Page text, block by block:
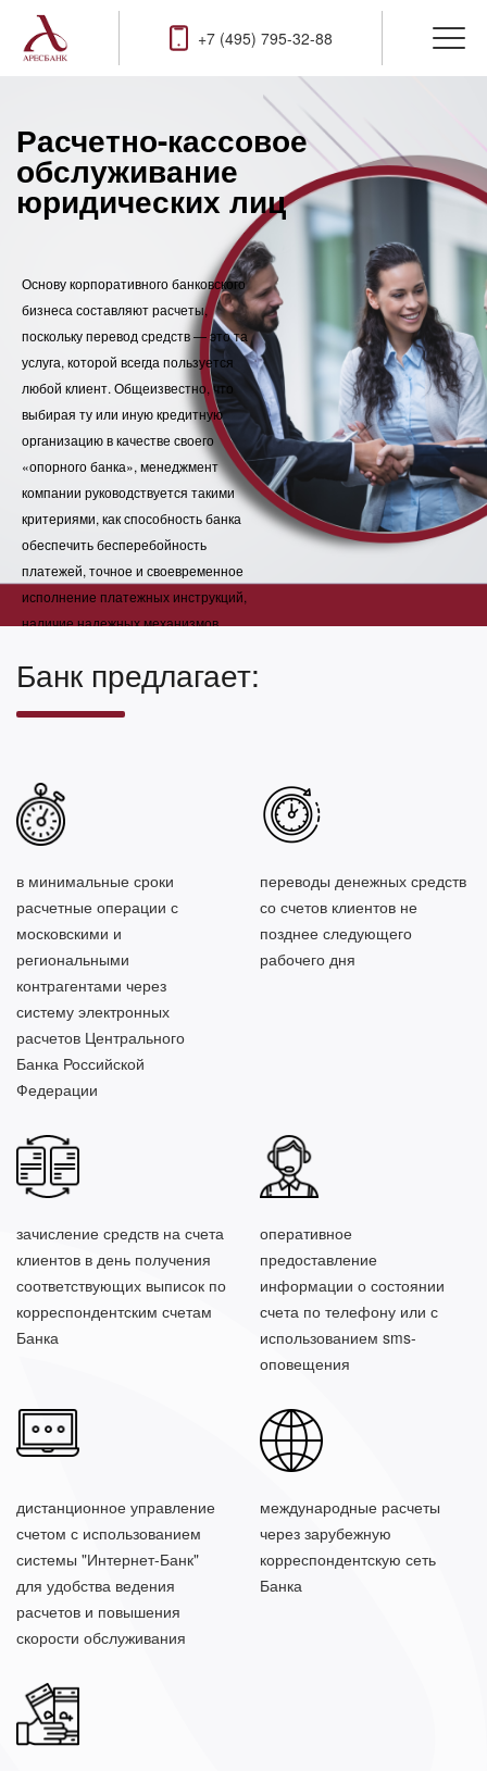
+7 (495) 795-32-88
Расчетно-кассовое
обслуживание
юридических лиц
Основу корпоративного банковского
бизнеса составляют расчеты,
поскольку перевод средств — это та
услуга, которой всегда пользуется
любой клиент. Общеизвестно, что
выбирая ту или иную кредитную
организацию в качестве своего
«опорного банка», менеджмент
компании руководствуется такими
критериями, как способность банка
обеспечить бесперебойность
платежей, точное и своевременное
исполнение платежных инструкций,
наличие надежных механизмов
банковскими счетами.
Банк предлагает:
в минимальные сроки
расчетные операции с
московскими и
региональными
контрагентами через
систему электронных
расчетов Центрального
Банка Российской
Федерации
переводы денежных средств
со счетов клиентов не
позднее следующего
рабочего дня
зачисление средств на счета
клиентов в день получения
соответствующих выписок по
корреспондентским счетам
Банка
оперативное
предоставление
информации о состоянии
счета по телефону или с
использованием sms-
оповещения
дистанционное управление
счетом с использованием
системы "Интернет-Банк"
для удобства ведения
расчетов и повышения
скорости обслуживания
международные расчеты
через зарубежную
корреспондентскую сеть
Банка